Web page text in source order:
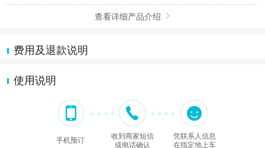
查看详细产品介绍 
费用及退款说明
使用说明
手机预订
收到商家短信
或电话确认
凭联系人信息
在指定地上车